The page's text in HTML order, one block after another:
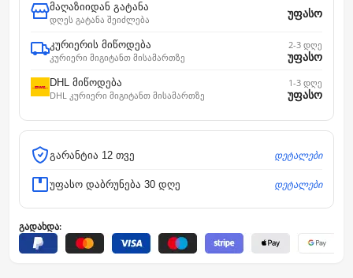
მაღაზიიდან გატანა
დღეს გატანა შეიძლება
უფასო
კურიერის მიწოდება
კურიერი მიგიტანთ მისამართზე
2-3 დღე
უფასო
DHL მიწოდება
DHL კურიერი მიგიტანთ მისამართზე
1-3 დღე
უფასო
გარანტია 12 თვე დეტალები
უფასო დაბრუნება 30 დღე დეტალები
გადახდა: